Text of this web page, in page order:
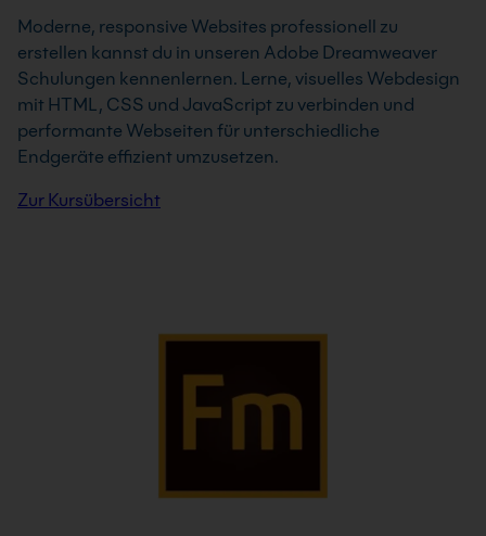
Moderne, responsive Websites professionell zu
erstellen kannst du in unseren Adobe Dreamweaver
Schulungen kennenlernen. Lerne, visuelles Webdesign
mit HTML, CSS und JavaScript zu verbinden und
performante Webseiten für unterschiedliche
Endgeräte effizient umzusetzen.
Zur Kursübersicht